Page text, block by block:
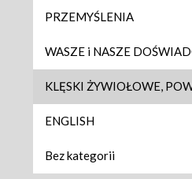
PRZEMYŚLENIA
WASZE i NASZE
KLĘSKI ŻYWIOŁOWE,
ENGLISH
Bez kategorii